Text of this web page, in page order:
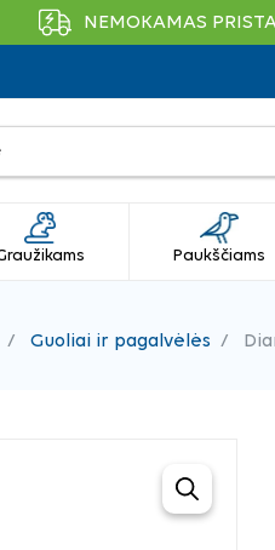
NEMOKAMAS
Paukščiams
Guoliai ir pagalvėlės